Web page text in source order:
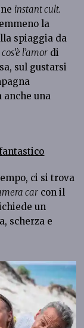
instant cult.
la
spiaggia da
l’amor di
sul gustarsi
una
ci si trova
car con il
un
scherza e